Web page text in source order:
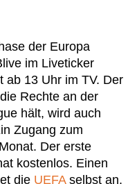
der Europa
im Liveticker
ab 13 Uhr im TV. Der
Rechte an der
hält, wird auch
Zugang zum
Der erste
kostenlos. Einen
die UEFAselbst an.